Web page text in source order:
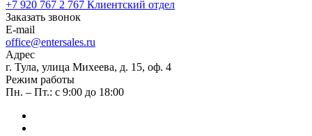
+7 920 767 2 767 Клиентский отдел
Заказать звонок
E-mail
office@entersales.ru
Адрес
г. Тула, улица Михеева, д. 15, оф. 4
Режим работы
Пн. – Пт.: с 9:00 до 18:00